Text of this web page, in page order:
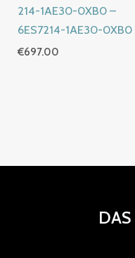
214-1AE30-0XB0 –
6ES7214-1AE30-0XB0
€697.00
DAS